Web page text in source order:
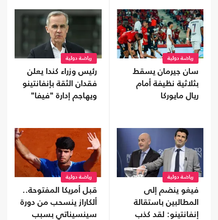
رياضة دولية
سان جيرمان يسقط
بثلاثية نظيفة أمام
ريال مايوركا
رياضة دولية
رئيس وزراء كندا يعلن
فقدان الثقة بإنفانتينو
ويهاجم إدارة "فيفا"
رياضة دولية
فيغو ينضم إلى
المطالبين باستقالة
إنفانتينو: لقد كذب
رياضة دولية
قبل أمريكا المفتوحة..
ألكاراز ينسحب من دورة
سينسيناتي بسبب